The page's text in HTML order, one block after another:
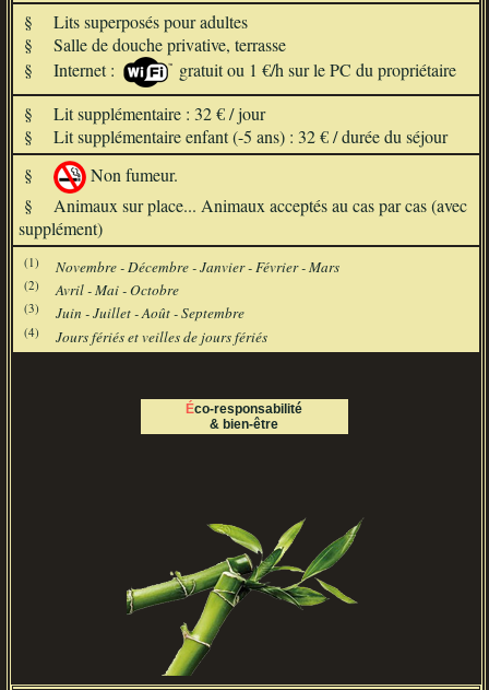
§
Lits superposés pour adultes
§
Salle de douche privative, terrasse
§
Internet :
gratuit ou 1 €/h sur le PC du propriétaire
§
Lit supplémentaire : 32 € / jour
§
Lit supplémentaire enfant (-5 ans) : 32 € / durée du séjour
§
Non fumeur.
§
Animaux sur place... Animaux acceptés au cas par cas (avec
supplément)
(1) Novembre - Décembre - Janvier - Février - Mars
(2) Avril - Mai - Octobre
(3) Juin - Juillet - Août - Septembre
(4) Jours fériés et veilles de jours fériés
Éco-responsabilité
& bien-être